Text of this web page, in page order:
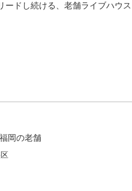
ードし続ける、老舗ライブハウス
岡の老舗